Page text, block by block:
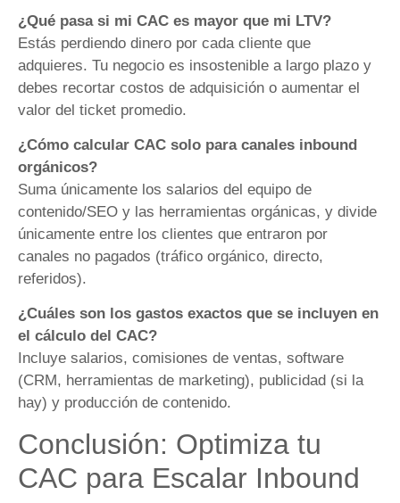
¿Qué pasa si mi CAC es mayor que mi LTV?
Estás perdiendo dinero por cada cliente que
adquieres. Tu negocio es insostenible a largo plazo y
debes recortar costos de adquisición o aumentar el
valor del ticket promedio.
¿Cómo calcular CAC solo para canales inbound
orgánicos?
Suma únicamente los salarios del equipo de
contenido/SEO y las herramientas orgánicas, y divide
únicamente entre los clientes que entraron por
canales no pagados (tráfico orgánico, directo,
referidos).
¿Cuáles son los gastos exactos que se incluyen en
el cálculo del CAC?
Incluye salarios, comisiones de ventas, software
(CRM, herramientas de marketing), publicidad (si la
hay) y producción de contenido.
Conclusión: Optimiza tu
CAC para Escalar Inbound